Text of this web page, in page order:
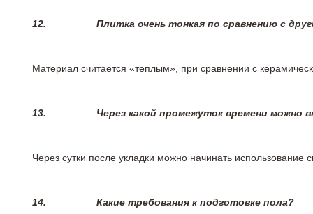
12. Плитка очень тонкая по сравнению с
Материал считается «теплым», при сравнении с
13. Через какой промежуток времени можно
Через сутки после укладки можно начинать
14. Какие требования к подготовке пола?